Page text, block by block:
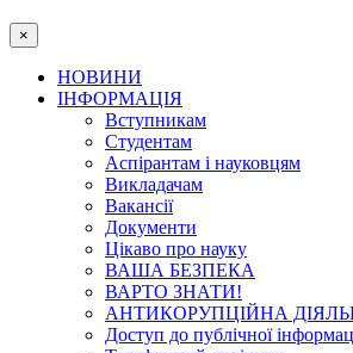
×
НОВИНИ
ІНФОРМАЦІЯ
Вступникам
Студентам
Аспірантам і науковцям
Викладачам
Вакансії
Документи
Цікаво про науку
ВАША БЕЗПЕКА
ВАРТО ЗНАТИ!
АНТИКОРУПЦІЙНА
Доступ до публічної